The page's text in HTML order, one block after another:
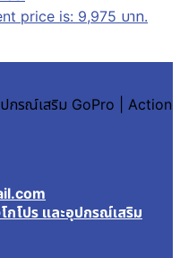
price is: 9,975 บาท.
ปกรณ์เสริม GoPro | Action
โปร และอุปกรณ์เสริม